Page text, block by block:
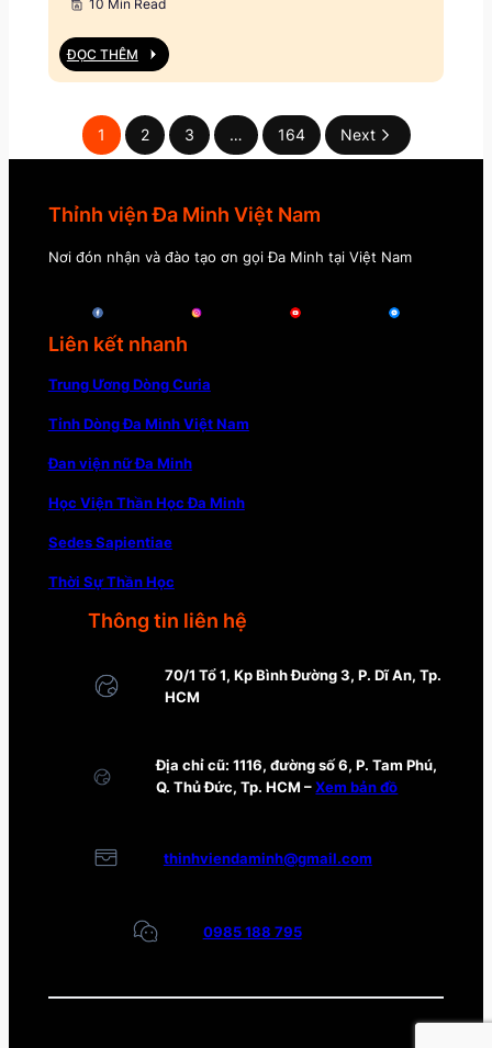
10 Min Read
ĐỌC THÊM
1 2 3 … 164 Next
Thỉnh viện Đa Minh Việt Nam
Nơi đón nhận và đào tạo ơn gọi Đa Minh tại Việt Nam
Liên kết nhanh
Trung Ương Dòng Curia
Tỉnh Dòng Đa Minh Việt Nam
Đan viện nữ Đa Minh
Học Viện Thần Học Đa Minh
Sedes Sapientiae
Thời Sự Thần Học
Thông tin liên hệ
70/1 Tổ 1, Kp Bình Đường 3, P. Dĩ An, Tp.
HCM
Địa chỉ cũ: 1116, đường số 6, P. Tam Phú,
Q. Thủ Đức, Tp. HCM –Xem bản đồ
thinhviendaminh@gmail.com
0985 188 795